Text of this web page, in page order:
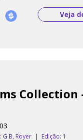
Veja
Collection
G B, Royer |
Edição: 1